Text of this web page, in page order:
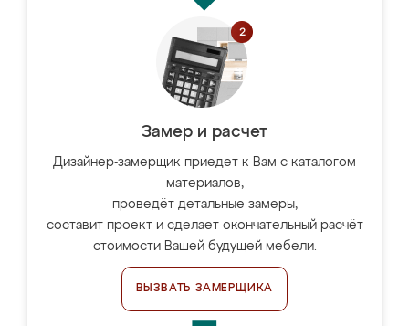
Замер и расчет
Дизайнер-замерщик приедет к Вам с каталогом
материалов,
проведёт детальные замеры,
составит проект и сделает окончательный расчёт
стоимости Вашей будущей мебели.
ВЫЗВАТЬ ЗАМЕРЩИКА